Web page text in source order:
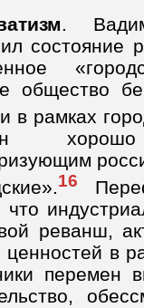
.
состояние
общество
в рамках
16
что
реванш,
ценностей в
перемен